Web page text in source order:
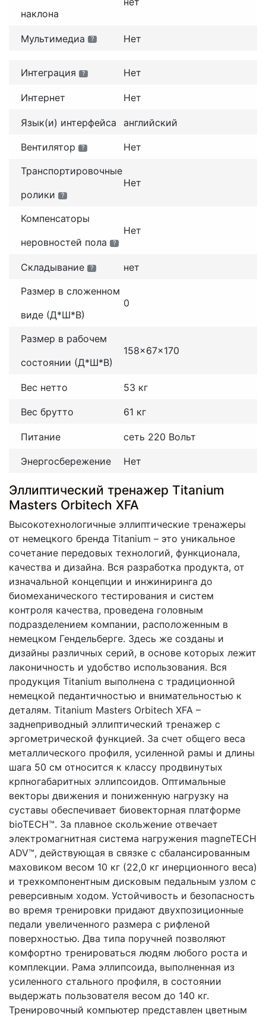
наклона
Мультимедиа ? Нет
Интеграция ? Нет
Интернет Нет
Язык(и) интерфейса английский
Вентилятор ?
Нет
Транспортировочные
ролики
?
Нет
Компенсаторы
неровностей пола
?
Нет
Складывание ?
нет
Размер в сложенном
виде (Д*Ш*В)
0
Размер в рабочем
состоянии (Д*Ш*В)
158x67x170
Вес нетто 53 кг
Вес брутто 61 кг
Питание сеть 220 Вольт
Энергосбережение Нет
Эллиптический тренажер Titanium
Masters Orbitech XFA
Высокотехнологичные эллиптические тренажеры
от немецкого бренда Titanium – это уникальное
сочетание передовых технологий, функционала,
качества и дизайна. Вся разработка продукта, от
изначальной концепции и инжиниринга до
биомеханического тестирования и систем
контроля качества, проведена головным
подразделением компании, расположенным в
немецком Гендельберге. Здесь же созданы и
дизайны различных серий, в основе которых лежит
лаконичность и удобство использования. Вся
продукция Titanium выполнена с традиционной
немецкой педантичностью и внимательностью к
деталям. Titanium Masters Orbitech XFA –
заднеприводный эллиптический тренажер с
эргометрической функцией. За счет общего веса
металлического профиля, усиленной рамы и длины
шага 50 см относится к классу продвинутых
крпногабаритных эллипсоидов. Оптимальные
векторы движения и пониженную нагрузку на
суставы обеспечивает биовекторная платформе
bioTECH™. За плавное скольжение отвечает
электромагнитная система нагружения magneTECH
ADV™, действующая в связке с сбалансированным
маховиком весом 10 кг (22,0 кг инерционного веса)
и трехкомпонентным дисковым педальным узлом с
реверсивным ходом. Устойчивость и безопасность
во время тренировки придают двухпозиционные
педали увеличенного размера с рифленой
поверхностью. Два типа поручней позволяют
комфортно тренироваться людям любого роста и
комплекции. Рама эллипсоида, выполненная из
усиленного стального профиля, в состоянии
выдержать пользователя весом до 140 кг.
Тренировочный компьютер представлен цветным